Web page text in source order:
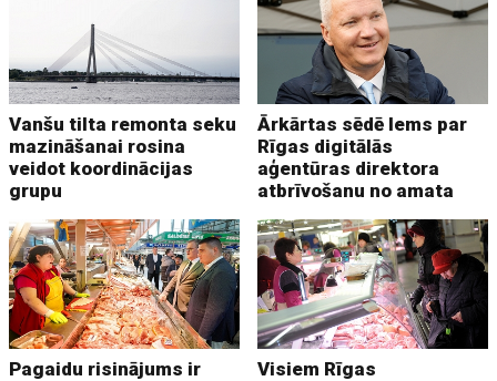
Vanšu tilta remonta seku
mazināšanai rosina
veidot koordinācijas
grupu
Ārkārtas sēdē lems par
Rīgas digitālās
aģentūras direktora
atbrīvošanu no amata
Pagaidu risinājums ir
Visiem Rīgas